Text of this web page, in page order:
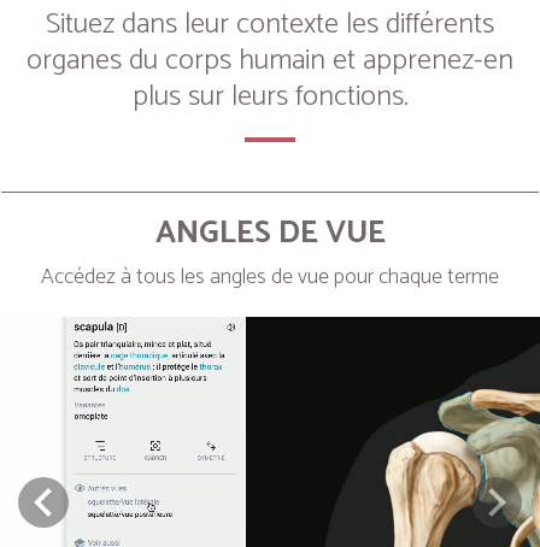
Situez dans leur contexte les différents
organes du corps humain et apprenez-en
plus sur leurs fonctions.
ANGLES DE VUE
Accédez à tous les angles de vue pour chaque terme